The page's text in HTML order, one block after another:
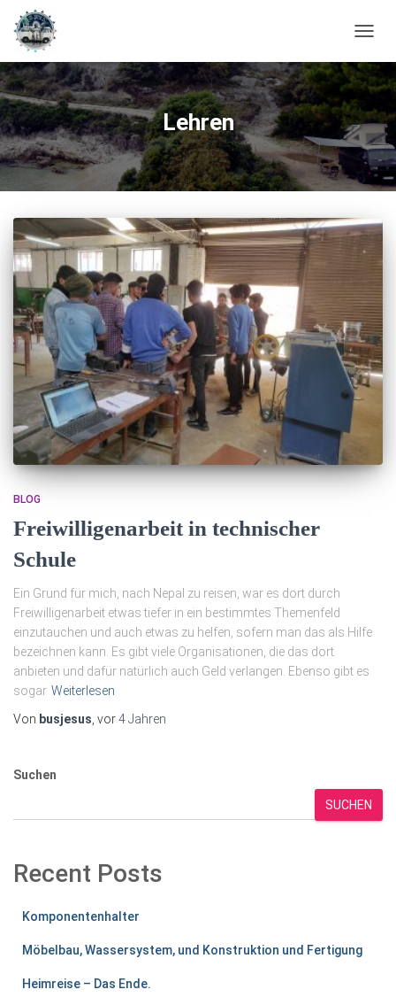
Lehren
BLOG
Freiwilligenarbeit in technischer
Schule
Ein Grund für mich, nach Nepal zu reisen, war es dort durch
Freiwilligenarbeit etwas tiefer in ein bestimmtes Themenfeld
einzutauchen und auch etwas zu helfen, sofern man das als Hilfe
bezeichnen kann. Es gibt viele Organisationen, die das dort
anbieten und dafür natürlich auch Geld verlangen. Ebenso gibt es
sogar Weiterlesen
Von busjesus , vor4 Jahren
Suchen
SUCHEN
Recent Posts
Komponentenhalter
Möbelbau, Wassersystem, und Konstruktion und Fertigung
Heimreise – Das Ende.